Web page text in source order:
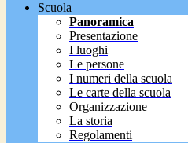
Scuola
Panoramica
Presentazione
I luoghi
Le persone
I numeri della scuola
Le carte della scuola
Organizzazione
La storia
Regolamenti